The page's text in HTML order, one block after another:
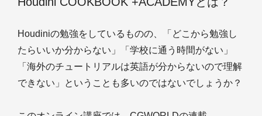
Houdiniの勉強をしているものの、「どこから勉強し
たらいいか分からない」「学校に通う時間がない」
「海外のチュートリアルは英語が分からないので理解
できない」ということも多いのではないでしょうか？